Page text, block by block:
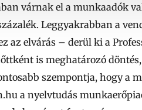
várnak el a munkaadók
Leggyakrabban a
az elvárás – derül ki a
is meghatározó
szempontja, hogy a
a nyelvtudás